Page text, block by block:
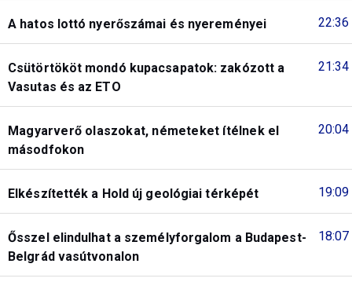
22:36
A hatos lottó nyerőszámai és nyereményei
21:34
Csütörtököt mondó kupacsapatok: zakózott a
Vasutas és az ETO
20:04
Magyarverő olaszokat, németeket ítélnek el
másodfokon
19:09
Elkészítették a Hold új geológiai térképét
18:07
Ősszel elindulhat a személyforgalom a Budapest-
Belgrád vasútvonalon